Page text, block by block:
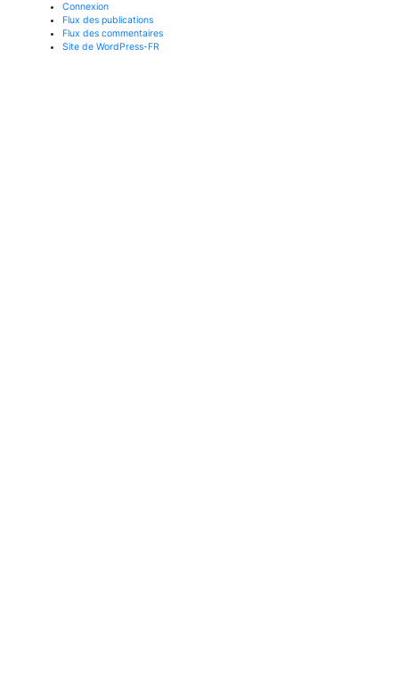
Connexion
Flux des publications
Flux des commentaires
Site de WordPress-FR